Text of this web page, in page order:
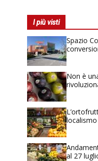
I più visti
Spazio
Non è
al 27